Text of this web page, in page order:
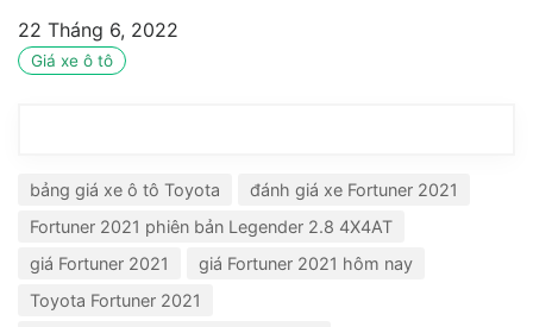
22 Tháng 6, 2022
Giá xe ô tô
bảng giá xe ô tô Toyota
đánh giá xe Fortuner 2021
Fortuner 2021 phiên bản Legender 2.8 4X4AT
giá Fortuner 2021
giá Fortuner 2021 hôm nay
Toyota Fortuner 2021